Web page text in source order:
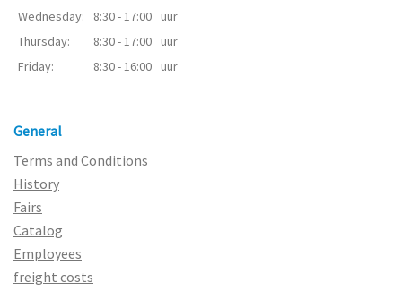
Wednesday:
8:30 - 17:00 uur
Thursday:
8:30 - 17:00 uur
Friday:
8:30 - 16:00 uur
General
Terms and Conditions
History
Fairs
Catalog
Employees
freight costs